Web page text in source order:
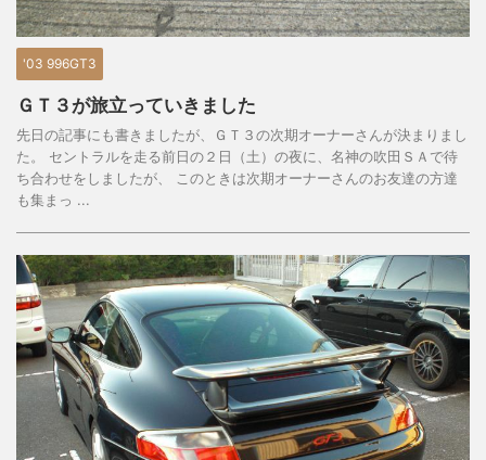
'03 996GT3
ＧＴ３が旅立っていきました
先日の記事にも書きましたが、ＧＴ３の次期オーナーさんが決まりまし
た。 セントラルを走る前日の２日（土）の夜に、名神の吹田ＳＡで待
ち合わせをしましたが、 このときは次期オーナーさんのお友達の方達
も集まっ ...